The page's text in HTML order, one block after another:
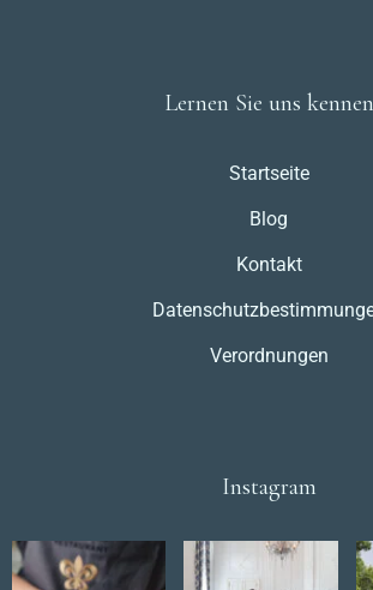
Lernen Sie uns kennen
Startseite
Blog
Kontakt
Verordnungen
Instagram